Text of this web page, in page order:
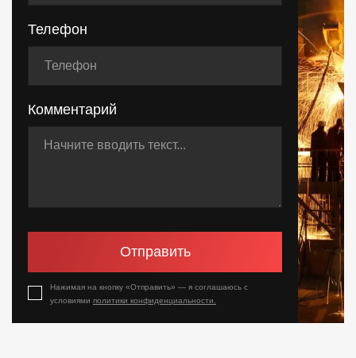
Телефон
Комментарий
Отправить
Нажимая на кнопку «Отправить» — я соглашаюсь с
условиями политики конфиденциальности.